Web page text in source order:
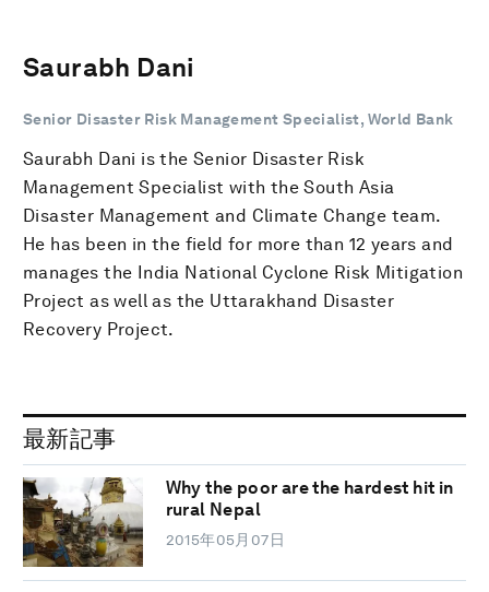
Saurabh Dani
Senior Disaster Risk Management Specialist, World Bank
Saurabh Dani is the Senior Disaster Risk
Management Specialist with the South Asia
Disaster Management and Climate Change team.
He has been in the field for more than 12 years and
manages the India National Cyclone Risk Mitigation
Project as well as the Uttarakhand Disaster
Recovery Project.
最新記事
Why the poor are the hardest hit in
rural Nepal
2015年05月07日